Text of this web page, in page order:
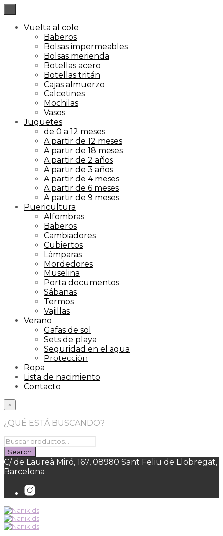
Vuelta al cole
Baberos
Bolsas impermeables
Bolsas merienda
Botellas acero
Botellas tritán
Cajas almuerzo
Calcetines
Mochilas
Vasos
Juguetes
de 0 a 12 meses
A partir de 12 meses
A partir de 18 meses
A partir de 2 años
A partir de 3 años
A partir de 4 meses
A partir de 6 meses
A partir de 9 meses
Puericultura
Alfombras
Baberos
Cambiadores
Cubiertos
Lámparas
Mordedores
Muselina
Porta documentos
Sábanas
Termos
Vajillas
Verano
Gafas de sol
Sets de playa
Seguridad en el agua
Protección
Ropa
Lista de nacimiento
Contacto
×
¿QUÉ ESTÁ BUSCANDO?
C/ de Laureà Miró, 167, 08980 Sant Feliu de Llobregat,
Barcelona